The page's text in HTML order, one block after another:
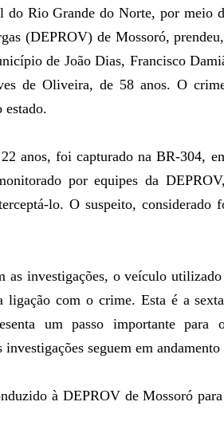
Rio Grande do Norte, por meio
(DEPROV) de Mossoró,
de João Dias, Francisco
de Oliveira, de 58 anos. O
estado.
anos, foi capturado na BR-304,
por equipes da
lo. O suspeito, considerado
as investigações, o veículo
ligação com o crime. Esta é a
um passo importante
seguem em
à DEPROV de Mossoró